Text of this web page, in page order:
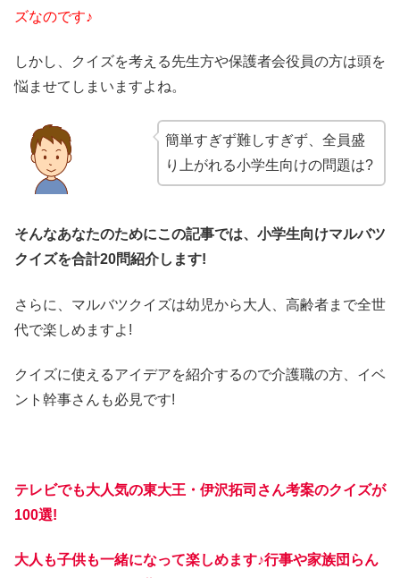
ズなのです♪
しかし、クイズを考える先生方や保護者会役員の方は頭を
悩ませてしまいますよね。
簡単すぎず難しすぎず、全員盛
り上がれる小学生向けの問題は?
そんなあなたのためにこの記事では、小学生向けマルバツ
クイズを合計20問紹介します!
さらに、マルバツクイズは幼児から大人、高齢者まで全世
代で楽しめますよ!
クイズに使えるアイデアを紹介するので介護職の方、イベ
ント幹事さんも必見です!
テレビでも大人気の東大王・伊沢拓司さん考案のクイズが
100選!
大人も子供も一緒になって楽しめます♪行事や家族団らん